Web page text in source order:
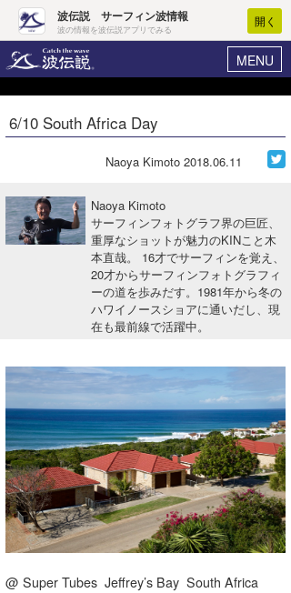
波伝説 サーフィン波情報
波の情報を波伝説アプリでみる
開く
MENU
ヘルプ マイホーム
ログイン
波情報･概況
WAVE HUNTER波予想ツール
会員メニュー
今月のプレゼント
6/10 South Africa Day
Naoya Kimoto 2018.06.11
Naoya Kimoto
サーフィンフォトグラフ界の巨匠、
重厚なショットが魅力のKINこと木
本直哉。 16才でサーフィンを覚え、
20才からサーフィンフォトグラフィ
ーの道を歩みだす。1981年から冬の
ハワイノースショアに通いだし、現
在も最前線で活躍中。
@ Super Tubes Jeffrey’s Bay South Africa
Core Surf Japan
ファッション/グッズ
アート＆エンタメ
ショップ情報
湘南
千葉北
伊豆
千葉南
ウラナミ
お知らせ
その他
ルール＆How to
VOTE!